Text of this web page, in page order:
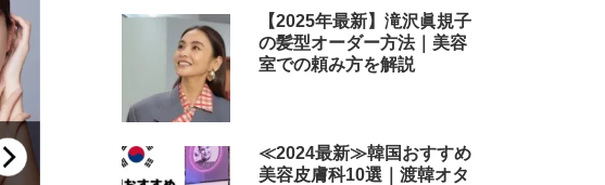
【2025年最新】滝沢眞規子
の髪型オーダー方法｜美容
室での頼み方を解説
≪2024最新≫韓国おすすめ
美容皮膚科10選｜渡韓オタ